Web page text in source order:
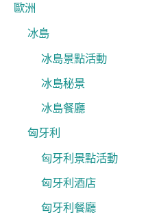
歐洲
冰島
冰島景點活動
冰島秘景
冰島餐廳
匈牙利
匈牙利景點活動
匈牙利酒店
匈牙利餐廳